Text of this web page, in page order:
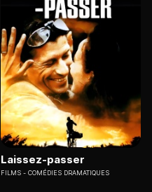
Laissez-passer
FILMS COMÉDIES DRAMATIQUES